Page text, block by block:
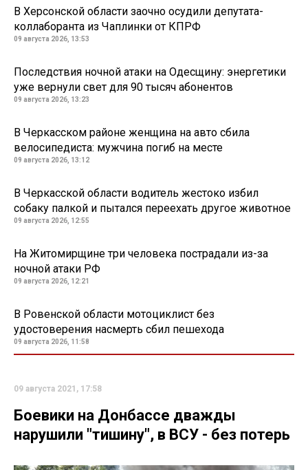
В Херсонской области заочно осудили депутата-
коллаборанта из Чаплинки от КПРФ
09 августа 2026, 13:53
Последствия ночной атаки на Одесщину: энергетики
уже вернули свет для 90 тысяч абонентов
09 августа 2026, 13:23
В Черкасском районе женщина на авто сбила
велосипедиста: мужчина погиб на месте
09 августа 2026, 13:12
В Черкасской области водитель жестоко избил
собаку палкой и пытался переехать другое животное
09 августа 2026, 12:55
На Житомирщине три человека пострадали из-за
ночной атаки РФ
09 августа 2026, 12:21
В Ровенской области мотоциклист без
удостоверения насмерть сбил пешехода
09 августа 2026, 11:58
09 августа 2021, 17:58
Боевики на Донбассе дважды
нарушили "тишину", в ВСУ - без потерь